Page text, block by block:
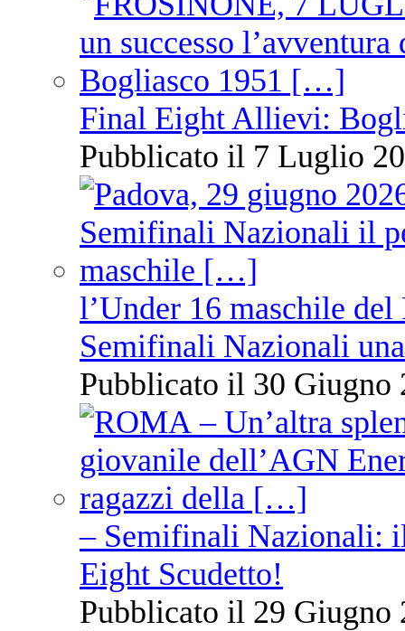
Final Eight Allievi:
Pubblicato il 7 Luglio
l’Under 16 maschile
Semifinali Nazionali
Pubblicato il 30 Giugno
– Semifinali Nazionali:
Eight Scudetto!
Pubblicato il 29 Giugno